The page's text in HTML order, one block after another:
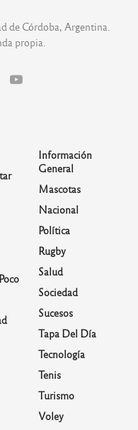
de Córdoba, Argentina.
propia.
Información
General
Mascotas
Nacional
Política
Rugby
Salud
Sociedad
Sucesos
Tapa Del Día
Tecnología
Tenis
Turismo
Voley